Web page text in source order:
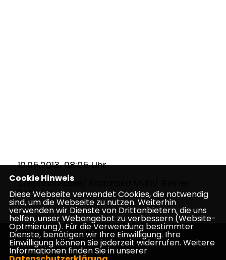
10.05.2013, 08:05 Uhr
Stephan Paule/ Franziska Muhl/ Reiner
Schäfer
Cookie Hinweis
Diese Webseite verwendet Cookies, die notwendig
sind, um die Webseite zu nutzen. Weiterhin
verwenden wir Dienste von Drittanbietern, die uns
helfen, unser Webangebot zu verbessern (Website-
Optmierung). Für die Verwendung bestimmter
Dienste, benötigen wir Ihre Einwilligung. Ihre
Einwilligung können Sie jederzeit widerrufen. Weitere
Informationen finden Sie in unserer